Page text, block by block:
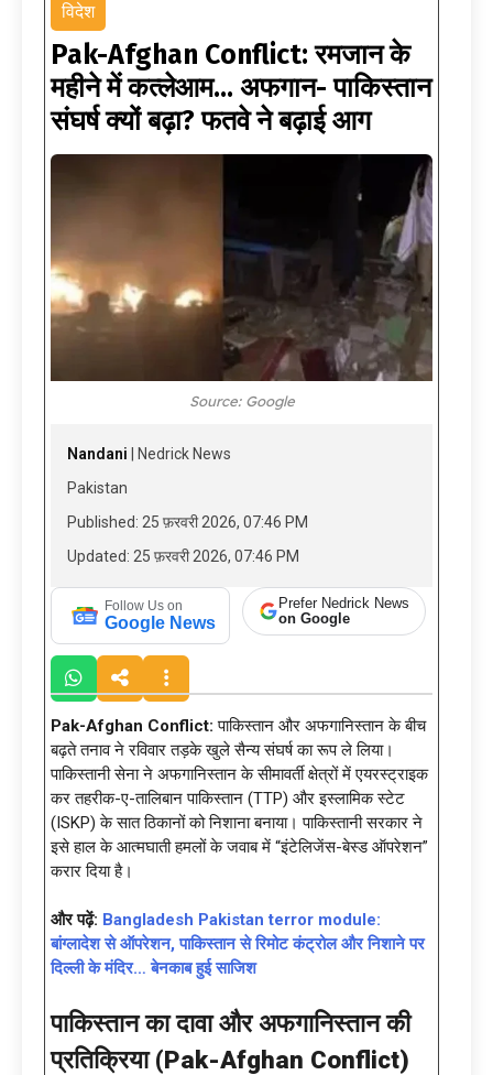
विदेश
Pak-Afghan Conflict: रमजान के
महीने में कत्लेआम… अफगान- पाकिस्तान
संघर्ष क्यों बढ़ा? फतवे ने बढ़ाई आग
Source: Google
Nandani | Nedrick News
Pakistan
Published: 25 फ़रवरी 2026, 07:46 PM
Updated: 25 फ़रवरी 2026, 07:46 PM
Follow Us on
Google News
Prefer Nedrick News
on Google
Pak-Afghan Conflict: पाकिस्तान और अफगानिस्तान के बीच
बढ़ते तनाव ने रविवार तड़के खुले सैन्य संघर्ष का रूप ले लिया।
पाकिस्तानी सेना ने अफगानिस्तान के सीमावर्ती क्षेत्रों में एयरस्ट्राइक
कर तहरीक-ए-तालिबान पाकिस्तान (TTP) और इस्लामिक स्टेट
(ISKP) के सात ठिकानों को निशाना बनाया। पाकिस्तानी सरकार ने
इसे हाल के आत्मघाती हमलों के जवाब में “इंटेलिजेंस-बेस्ड ऑपरेशन”
करार दिया है।
और पढ़ें: Bangladesh Pakistan terror module:
बांग्लादेश से ऑपरेशन, पाकिस्तान से रिमोट कंट्रोल और निशाने पर
दिल्ली के मंदिर… बेनकाब हुई साजिश
पाकिस्तान का दावा और अफगानिस्तान की
प्रतिक्रिया (Pak-Afghan Conflict)